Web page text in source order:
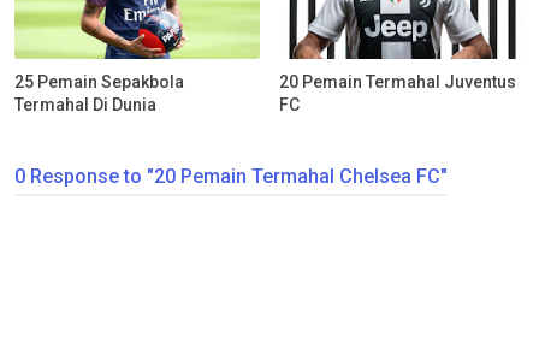
25 Pemain Sepakbola
Termahal Di Dunia
20 Pemain Termahal Juventus
FC
0 Response to "20 Pemain Termahal Chelsea FC"